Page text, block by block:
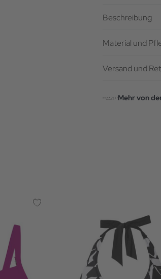
Beschreibung
Material und
Versand und
Mehr von